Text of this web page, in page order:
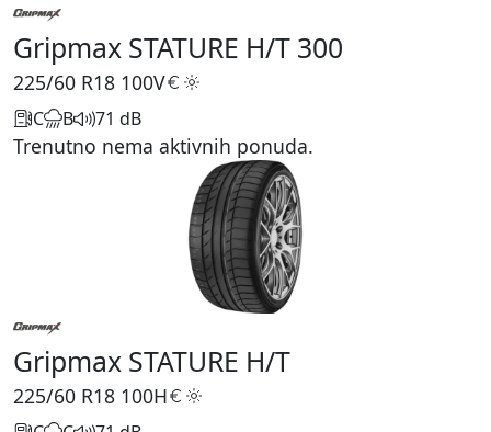
Gripmax STATURE H/T 300
225/60 R18 100V
C B 71 dB
Trenutno nema aktivnih ponuda.
Gripmax STATURE H/T
225/60 R18 100H